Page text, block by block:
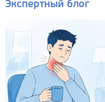
Экспертный блог